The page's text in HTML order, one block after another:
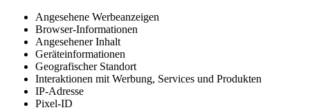
Angesehene Werbeanzeigen
Browser-Informationen
Angesehener Inhalt
Geräteinformationen
Geografischer Standort
Interaktionen mit Werbung, Services und Produkten
IP-Adresse
Pixel-ID